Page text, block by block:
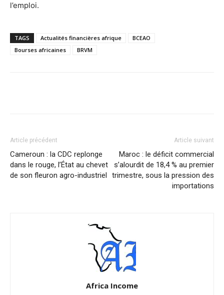
l’emploi.
TAGS Actualités financières afrique
BCEAO
Bourses africaines
BRVM
Article précédent
Cameroun : la CDC replonge
dans le rouge, l’État au chevet
de son fleuron agro-industriel
Article suivant
Maroc : le déficit commercial
s’alourdit de 18,4 % au premier
trimestre, sous la pression des
importations
Africa Income